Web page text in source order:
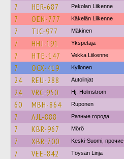
7 HER-687 Pekolan Liikenne
7 OEN-777 Käkelän Liikenne
7 TJC-977 Mäkinen
7 HHJ-191 Ykspetäjä
7 HTE-147 Vekka Liikenne
7 OCX-419 Kyllonen
24 REU-288 Autolinjat
24 VRC-950 Hj. Holmstrom
60 MBH-864 Ruponen
7 AJL-888 Разные города
7 KBR-967 Mörö
7 XBR-700 Keski-Suomi, прочие
7 VEE-842 Töysän Linja